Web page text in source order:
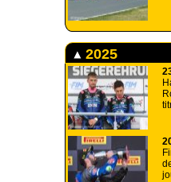
2025